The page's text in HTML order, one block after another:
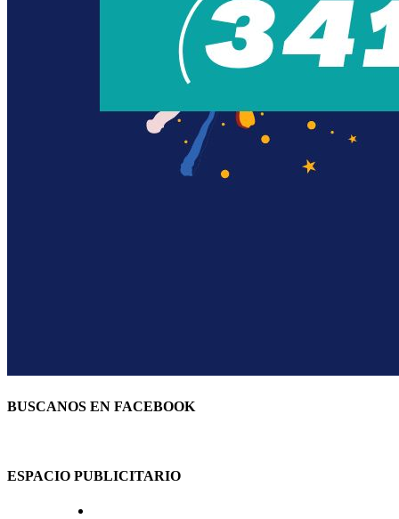
BUSCANOS EN FACEBOOK
ESPACIO PUBLICITARIO